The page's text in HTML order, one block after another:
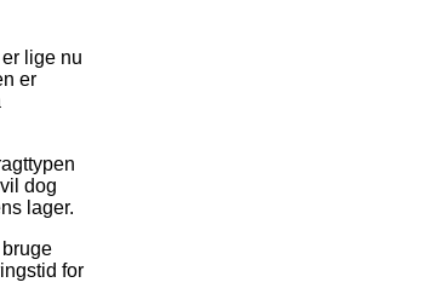
lige nu
er
dog
lager.
for